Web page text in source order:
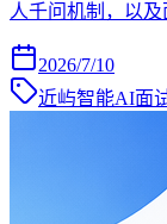
人千问机制，以及
2026/7/10
近屿智能AI面